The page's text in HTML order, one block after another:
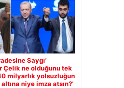
Saygı’
Çelik ne olduğunu tek
milyarlık yolsuzluğun
altına niye imza atsın?’